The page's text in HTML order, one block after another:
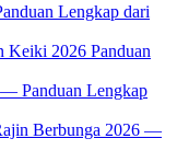
Lengkap dari
Keiki 2026 Panduan
Panduan Lengkap
Berbunga 2026 —